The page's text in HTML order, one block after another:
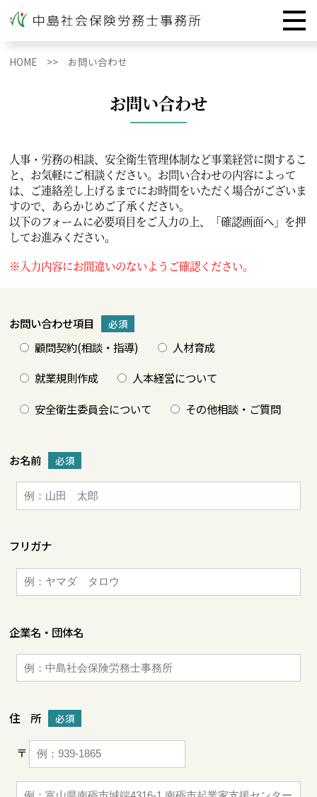
HOME >> お問い合わせ
お問い合わせ
人事・労務の相談、安全衛生管理体制など事業経営に関するこ
と、お気軽にご相談ください。お問い合わせの内容によって
は、ご連絡差し上げるまでにお時間をいただく場合がございま
すので、あらかじめご了承ください。
以下のフォームに必要項目をご入力の上、「確認画面へ」を押
してお進みください。
※入力内容にお間違いのないようご確認ください。
お問い合わせ項目 必須
顧問契約(相談・指導)
人材育成
就業規則作成
人本経営について
安全衛生委員会について
その他相談・ご質問
お名前 必須
フリガナ
企業名・団体名
住 所 必須
〒